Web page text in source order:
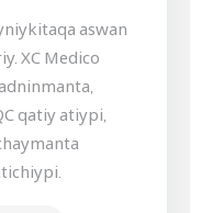
aswan
XC Medico
qatiy atiypi,